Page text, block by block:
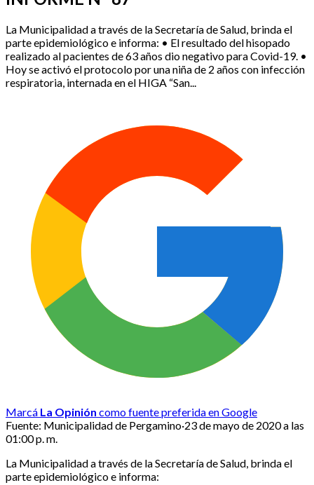
La Municipalidad a través de la Secretaría de Salud, brinda el
parte epidemiológico e informa: • El resultado del hisopado
realizado al pacientes de 63 años dio negativo para Covid-19. •
Hoy se activó el protocolo por una niña de 2 años con infección
respiratoria, internada en el HIGA “San...
Marcá La Opinión como fuente preferida en Google
Fuente: Municipalidad de Pergamino·23 de mayo de 2020 a las
01:00 p. m.
La Municipalidad a través de la Secretaría de Salud, brinda el
parte epidemiológico e informa: